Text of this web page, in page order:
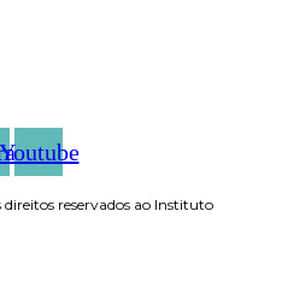
reservados ao Instituto